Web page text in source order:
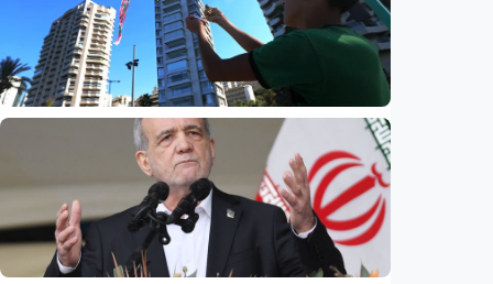
Dugaan spionase guncang PBB, staf UNICEF
diduga bocorkan informasi ke Israel
Indonesia 08 Aug 2026